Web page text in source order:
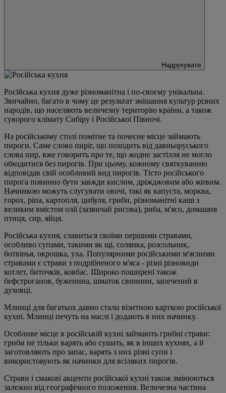
Надрукувати
Російська кухня дуже різноманітна і по-своєму унікальна.
Звичайно, багато в чому це результат змішання культур різних
народів, що населяють величезну територію країни, а також
суворого клімату Сибіру і Російської Півночі.
На російському столі помітне та почесне місце займають
пироги. Саме слово пиріг, що походить від давньоруського
слова пир, вже говорить про те, що жодне застілля не могло
обходитися без пирогів. При цьому, кожному святкуванню
відповідав свій особливий вид пирогів. Тісто російського
пирога повинно бути завжди кислим, дріжджовим або живим.
Начинкою можуть слугувати овочі, такі як капуста, морква,
горох, ріпа, картопля, цибуля, гриби, різноманітні каші з
великим вмістом олії (зазвичай рисова), риба, м'ясо, домашня
птиця, сир, яйця.
Російська кухня, славиться своїми першими стравами,
особливо супами, такими як щі, солянка, розсольник,
ботвінья, окрошка, уха. Популярними російськими м'ясними
стравами є страви з подрібненого м'яса - різні різновиди
котлет, биточків, ковбас. Широко поширені також
бефстроганов, буженина, шматок свинини, запечений в
духовці.
Млинці для багатьох давно стали візитною карткою російської
кухні. Млинці печуть на маслі і додають в них начинку.
Особливе місце в російській кухні займають грибні страви:
гриби не тільки варять або сушать, як в інших кухнях, а й
заготовляють про запас, варять з них різні супи і
використовують як начинки для всіляких пирогів.
Страви і смакові акценти російської кухні також змінюються
залежно від географічного положення. Величезна частина